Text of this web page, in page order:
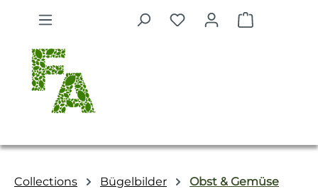
Zum Hauptinhalt springen
Collections Bügelbilder Obst & Gemüse